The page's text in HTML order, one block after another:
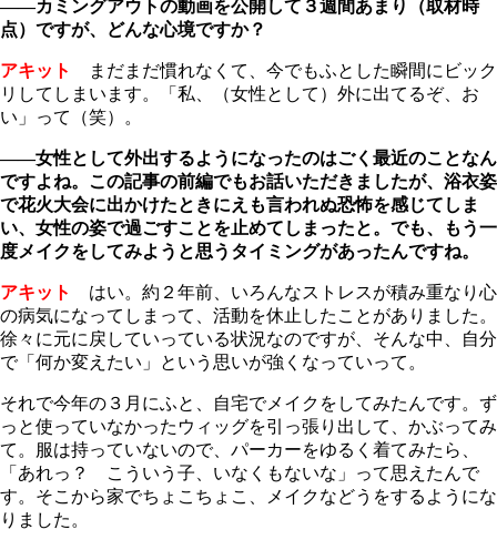
――カミングアウトの動画を公開して３週間あまり（取材時
点）ですが、どんな心境ですか？
アキット
まだまだ慣れなくて、今でもふとした瞬間にビック
リしてしまいます。「私、（女性として）外に出てるぞ、お
い」って（笑）。
――女性として外出するようになったのはごく最近のことなん
ですよね。この記事の前編でもお話いただきましたが、浴衣姿
で花火大会に出かけたときにえも言われぬ恐怖を感じてしま
い、女性の姿で過ごすことを止めてしまったと。でも、もう一
度メイクをしてみようと思うタイミングがあったんですね。
アキット
はい。約２年前、いろんなストレスが積み重なり心
の病気になってしまって、活動を休止したことがありました。
徐々に元に戻していっている状況なのですが、そんな中、自分
で「何か変えたい」という思いが強くなっていって。
それで今年の３月にふと、自宅でメイクをしてみたんです。ず
っと使っていなかったウィッグを引っ張り出して、かぶってみ
て。服は持っていないので、パーカーをゆるく着てみたら、
「あれっ？ こういう子、いなくもないな」って思えたんで
す。そこから家でちょこちょこ、メイクなどうをするようにな
りました。